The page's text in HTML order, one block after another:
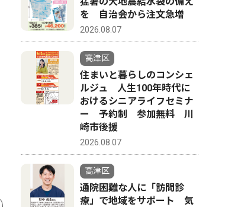
スポーツ
高津区 2026.07.31
高津署勤務森永さん ｢闘うお
巡りさん｣防衛戦へ 総合格闘
家と二足の草鞋
西高津中 女
県大会で
を 自治会から注文急増
2026.08.07
高津区
住まいと暮らしのコンシェ
ルジュ 人生100年時代に
おけるシニアライフセミナ
ー 予約制 参加無料 川
崎市後援
2026.08.07
高津区
通院困難な人に「訪問診
療」で地域をサポート 気